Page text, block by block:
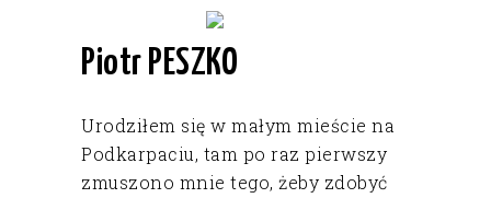
Piotr PESZKO
Urodziłem się w małym mieście na
Podkarpaciu, tam po raz pierwszy
zmuszono mnie tego, żeby zdobyć